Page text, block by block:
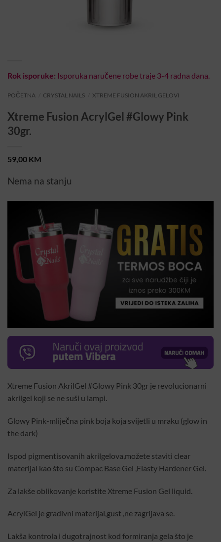
Rok isporuke: Isporuka naručene robe traje 3-4 radna dana.
POČETNA CRYSTAL NAILS XTREME FUSION AKRIL GELOVI
Xtreme Fusion AcrylGel #Glowy Pink
30gr.
59,00 KM
Nema na stanju
Xtreme Fusion AkrilGel #Glowy Pink 30gr je revolucionarni
akrilgel koji se ne suši u lampi.
Glowy Pink-mliječna pink boja koja svijetli u mraku (glow in
the dark)
Ispod pigmentisovanih akrilgelova,možete staviti clear
materijal kao što su Compac Base Gel ,Elasty Hardener Gel.
Za lakše oblikovanje koristite Xtreme Fusion Gel liquid.
AcrylGel je gradivni materijal,gust ,ne zagrijava se.
Lakša kontrola i dugotrajnost kod formiranja gela što je